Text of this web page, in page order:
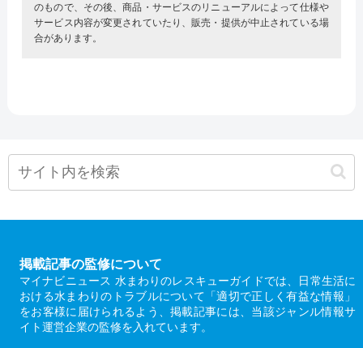
のもので、その後、商品・サービスのリニューアルによって仕様や
サービス内容が変更されていたり、販売・提供が中止されている場
合があります。
掲載記事の監修について
マイナビニュース 水まわりのレスキューガイドでは、日常生活に
おける水まわりのトラブルについて「適切で正しく有益な情報」
をお客様に届けられるよう、掲載記事には、当該ジャンル情報サ
イト運営企業の監修を入れています。